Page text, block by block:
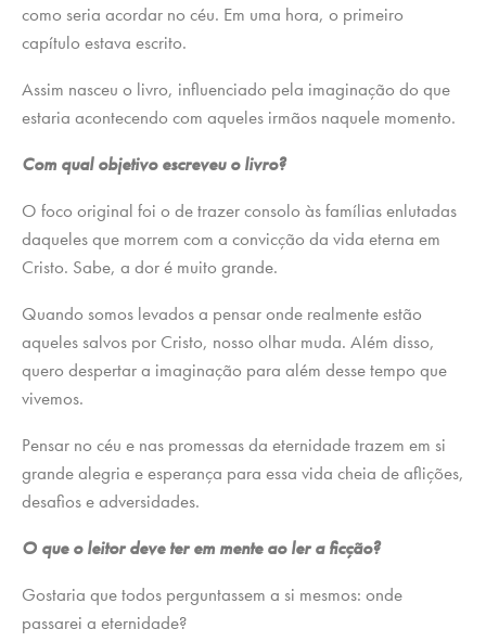
como seria acordar no céu. Em uma hora, o primeiro
capítulo estava escrito.
Assim nasceu o livro, influenciado pela imaginação do que
estaria acontecendo com aqueles irmãos naquele momento.
Com qual objetivo escreveu o livro?
O foco original foi o de trazer consolo às famílias enlutadas
daqueles que morrem com a convicção da vida eterna em
Cristo. Sabe, a dor é muito grande.
Quando somos levados a pensar onde realmente estão
aqueles salvos por Cristo, nosso olhar muda. Além disso,
quero despertar a imaginação para além desse tempo que
vivemos.
Pensar no céu e nas promessas da eternidade trazem em si
grande alegria e esperança para essa vida cheia de aflições,
desafios e adversidades.
O que o leitor deve ter em mente ao ler a ficção?
Gostaria que todos perguntassem a si mesmos: onde
passarei a eternidade?